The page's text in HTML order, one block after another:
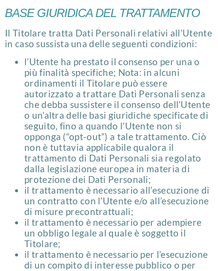
BASE GIURIDICA DEL TRATTAMENTO
Il Titolare tratta Dati Personali relativi all’Utente
in caso sussista una delle seguenti condizioni:
l’Utente ha prestato il consenso per una o
più finalità specifiche; Nota: in alcuni
ordinamenti il Titolare può essere
autorizzato a trattare Dati Personali senza
che debba sussistere il consenso dell’Utente
o un’altra delle basi giuridiche specificate di
seguito, fino a quando l’Utente non si
opponga (“opt-out”) a tale trattamento. Ciò
non è tuttavia applicabile qualora il
trattamento di Dati Personali sia regolato
dalla legislazione europea in materia di
protezione dei Dati Personali;
il trattamento è necessario all’esecuzione di
un contratto con l’Utente e/o all’esecuzione
di misure precontrattuali;
il trattamento è necessario per adempiere
un obbligo legale al quale è soggetto il
Titolare;
il trattamento è necessario per l’esecuzione
di un compito di interesse pubblico o per